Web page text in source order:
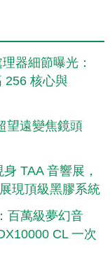
器細節曝光：
256 核心與
望遠變焦鏡頭
TAA 音響展，
現頂級黑膠系統
百萬級夢幻音
CL 一次